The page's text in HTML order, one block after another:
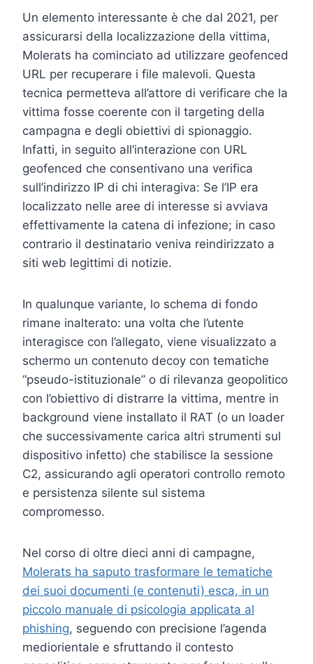
Un elemento interessante è che dal 2021, per
assicurarsi della localizzazione della vittima,
Molerats ha cominciato ad utilizzare geofenced
URL per recuperare i file malevoli. Questa
tecnica permetteva all’attore di verificare che la
vittima fosse coerente con il targeting della
campagna e degli obiettivi di spionaggio.
Infatti, in seguito all’interazione con URL
geofenced che consentivano una verifica
sull’indirizzo IP di chi interagiva: Se l’IP era
localizzato nelle aree di interesse si avviava
effettivamente la catena di infezione; in caso
contrario il destinatario veniva reindirizzato a
siti web legittimi di notizie.
In qualunque variante, lo schema di fondo
rimane inalterato: una volta che l’utente
interagisce con l’allegato, viene visualizzato a
schermo un contenuto decoy con tematiche
“pseudo-istituzionale” o di rilevanza geopolitico
con l’obiettivo di distrarre la vittima, mentre in
background viene installato il RAT (o un loader
che successivamente carica altri strumenti sul
dispositivo infetto) che stabilisce la sessione
C2, assicurando agli operatori controllo remoto
e persistenza silente sul sistema
compromesso.
Nel corso di oltre dieci anni di campagne,
Molerats ha saputo trasformare le tematiche
dei suoi documenti (e contenuti) esca, in un
piccolo manuale di psicologia applicata al
phishing, seguendo con precisione l’agenda
mediorientale e sfruttando il contesto